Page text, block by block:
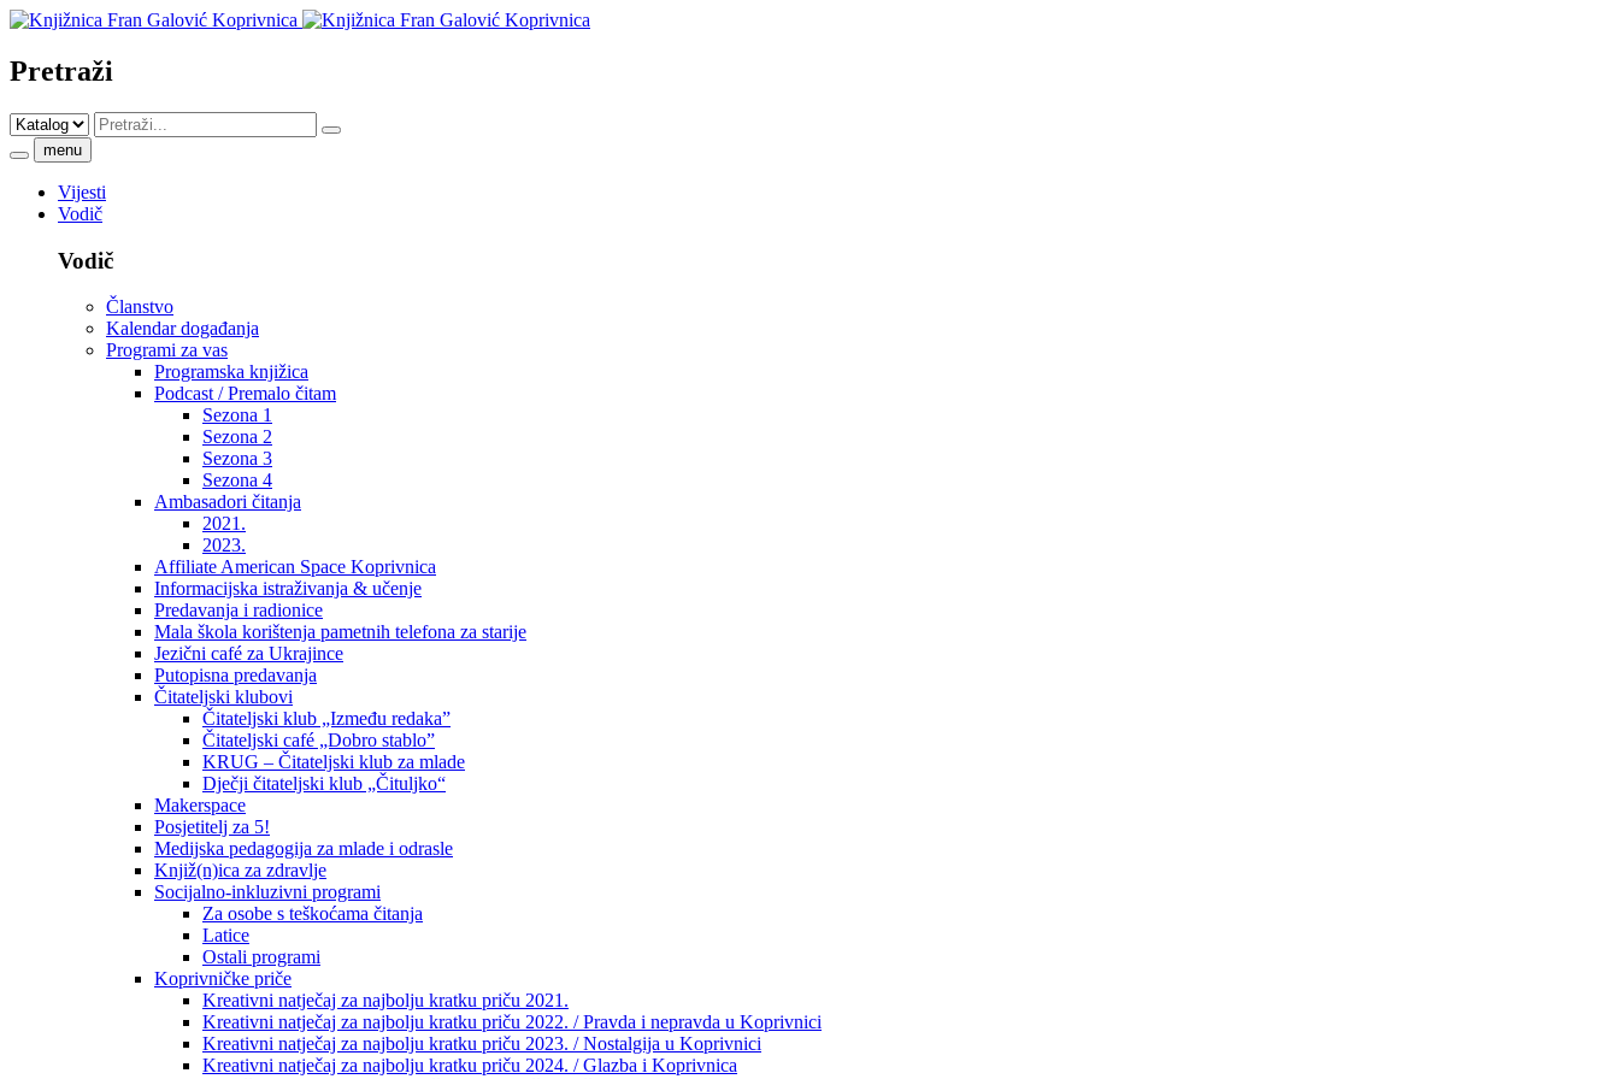
Pretraži
menu
Vijesti
Vodič
Vodič
Članstvo
Kalendar događanja
Programi za vas
Programska knjižica
Podcast / Premalo čitam
Sezona 1
Sezona 2
Sezona 3
Sezona 4
Ambasadori čitanja
2021.
2023.
Affiliate American Space Koprivnica
Informacijska istraživanja & učenje
Predavanja i radionice
Mala škola korištenja pametnih telefona za starije
Jezični café za Ukrajince
Putopisna predavanja
Čitateljski klubovi
Čitateljski klub „Između redaka”
Čitateljski café „Dobro stablo”
KRUG – Čitateljski klub za mlade
Dječji čitateljski klub „Čituljko“
Makerspace
Posjetitelj za 5!
Medijska pedagogija za mlade i odrasle
Knjiž(n)ica za zdravlje
Socijalno-inkluzivni programi
Za osobe s teškoćama čitanja
Latice
Ostali programi
Koprivničke priče
Kreativni natječaj za najbolju kratku priču 2021.
Kreativni natječaj za najbolju kratku priču 2022. / Pravda i nepravda u Koprivnici
Kreativni natječaj za najbolju kratku priču 2023. / Nostalgija u Koprivnici
Kreativni natječaj za najbolju kratku priču 2024. / Glazba i Koprivnica